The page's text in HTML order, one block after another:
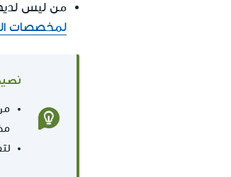
من ليس
لمخصصات